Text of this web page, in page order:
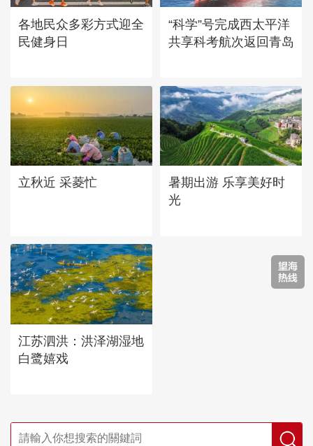
各地民众多彩方式迎全
民健身日
“科学”号完成西太平洋
共享科考航次返回青岛
立秋近 采菱忙
暑期出游 乐享美好时
光
江苏泗洪：洪泽湖湿地
白鹭嬉戏